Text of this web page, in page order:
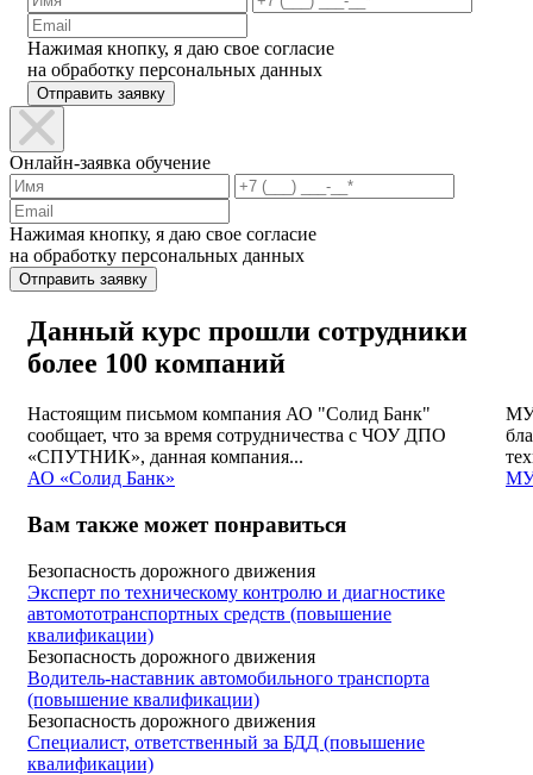
Нажимая кнопку, я даю свое согласие
на обработку персональных данных
Отправить заявку
Онлайн-заявка обучение
Нажимая кнопку, я даю свое согласие
на обработку персональных данных
Отправить заявку
Данный курс прошли сотрудники
более 100 компаний
Настоящим письмом компания АО "Солид Банк"
сообщает, что за время сотрудничества с ЧОУ ДПО
«СПУТНИК», данная компания...
АО «Солид Банк»
Вам также может понравиться
Безопасность дорожного движения
Эксперт по техническому контролю и диагностике
автомототранспортных средств (повышение
квалификации)
Безопасность дорожного движения
Водитель-наставник автомобильного транспорта
(повышение квалификации)
Безопасность дорожного движения
Специалист, ответственный за БДД (повышение
квалификации)